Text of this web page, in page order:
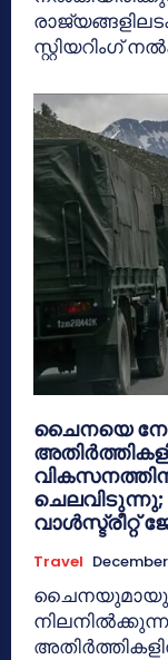
സ്റ്റിയറിംഗ്
ചൈനയെ
ചെലവിടുന്നു;
വാൾസ്ട്രീറ്റ്
Travel